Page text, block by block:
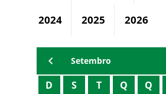
2024 2025 2026
Setembro
D S T Q Q